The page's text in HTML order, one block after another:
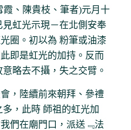
、陳貴枝、筆者)元月十
虹光示現－在北側安奉
圈。初以為 粉筆或油漆
即是虹光的加持。反而
略去不攝，失之交臂。
，陸續前來朝拜、參禮
，此時 師祖的虹光加
們在廟門口，派送﹃法